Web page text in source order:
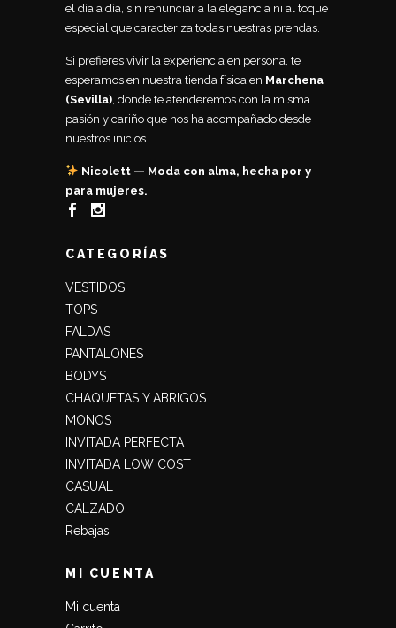
el día a día, sin renunciar a la elegancia ni al toque
especial que caracteriza todas nuestras prendas.
Si prefieres vivir la experiencia en persona, te
esperamos en nuestra tienda física en Marchena
(Sevilla) , donde te atenderemos con la misma
pasión y cariño que nos ha acompañado desde
nuestros inicios.
Nicolett — Moda con alma, hecha por y
para mujeres.
CATEGORÍAS
VESTIDOS
TOPS
FALDAS
PANTALONES
BODYS
CHAQUETAS Y ABRIGOS
MONOS
INVITADA PERFECTA
INVITADA LOW COST
CASUAL
CALZADO
Rebajas
MI CUENTA
Mi cuenta